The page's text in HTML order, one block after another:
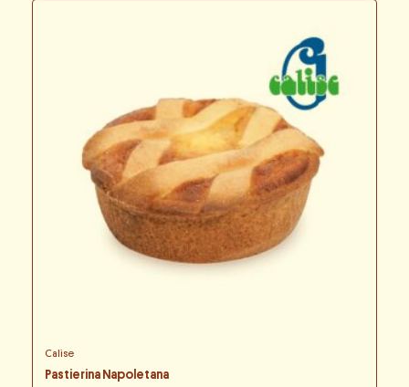
Calise
Pastierina Napoletana